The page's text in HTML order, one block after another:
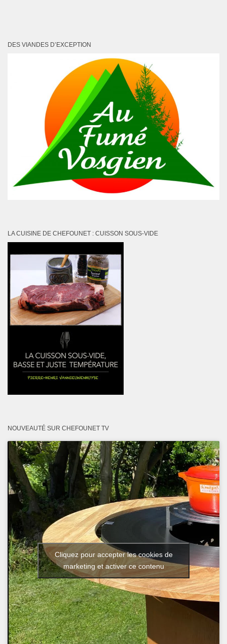
DES VIANDES D’EXCEPTION
LA CUISINE DE CHEFOUNET : CUISSON SOUS-VIDE
NOUVEAUTÉ SUR CHEFOUNET TV
Cliquez pour accepter les cookies de
marketing et activer ce contenu